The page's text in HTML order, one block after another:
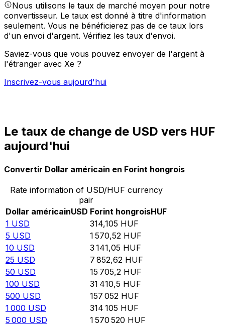
Nous utilisons le taux de marché moyen pour notre
convertisseur. Le taux est donné à titre d'information
seulement. Vous ne bénéficierez pas de ce taux lors
d'un envoi d'argent. Vérifiez les taux d'envoi.
Saviez-vous que vous pouvez envoyer de l'argent à
l'étranger avec Xe ?
Inscrivez-vous aujourd'hui
Le taux de change de USD vers HUF
aujourd'hui
Convertir Dollar américain en Forint hongrois
Rate information of USD/HUF currency
pair
Dollar américainUSD Forint hongroisHUF
1 USD 314,105 HUF
5 USD 1 570,52 HUF
10 USD 3 141,05 HUF
25 USD 7 852,62 HUF
50 USD 15 705,2 HUF
100 USD 31 410,5 HUF
500 USD 157 052 HUF
1 000 USD 314 105 HUF
5 000 USD 1 570 520 HUF